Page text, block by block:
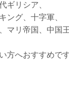
ギリシア、
ング、十字軍、
マリ帝国、中国
方へおすすめです